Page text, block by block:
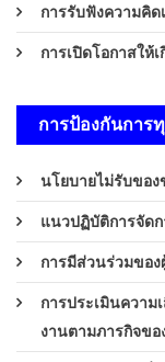
การรับฟังความคิ
การเปิดโอกาสให้
การป้องกันการ
นโยบายไม่รับขอ
แนวปฏิบัติการจัดก
การมีส่วนร่วมของ
การประเมินความ
งานตามภารกิจข